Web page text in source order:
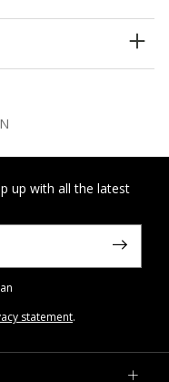
up with all the latest
statement.